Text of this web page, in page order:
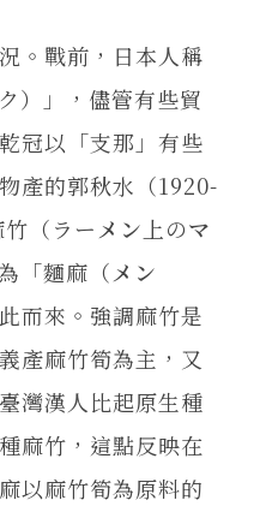
戰前，日本人稱
）」，儘管有些貿
冠以「支那」有些
產的郭秋水（1920-
（ラー メン 上のマ
「麵麻（メン
而來。強調麻竹是
產麻竹筍為主，又
灣漢人比起原生種
麻竹，這點反映在
以麻竹筍為原料的